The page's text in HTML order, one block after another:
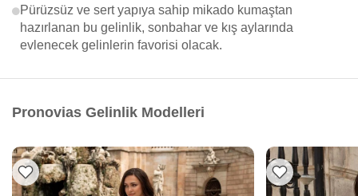
Pürüzsüz ve sert yapıya sahip mikado kumaştan
hazırlanan bu gelinlik, sonbahar ve kış aylarında
evlenecek gelinlerin favorisi olacak.
Pronovias Gelinlik Modelleri